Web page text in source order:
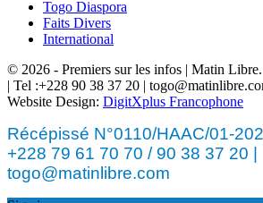
Togo Diaspora
Faits Divers
International
© 2026 - Premiers sur les infos | Matin
| Tel :+228 90 38 37 20 |
Website Design: DigitXplus Francophone
Récépissé N°0110/HAAC/01-
+228 79 61 70 70 / 90 38 37 20 |
togo@matinlibre.com